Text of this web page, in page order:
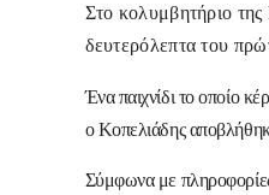
Στο κολυμβητήριο
δευτερόλεπτα του
Ένα παιχνίδι το οποίο
ο Κοπελιάδης
Σύμφωνα με